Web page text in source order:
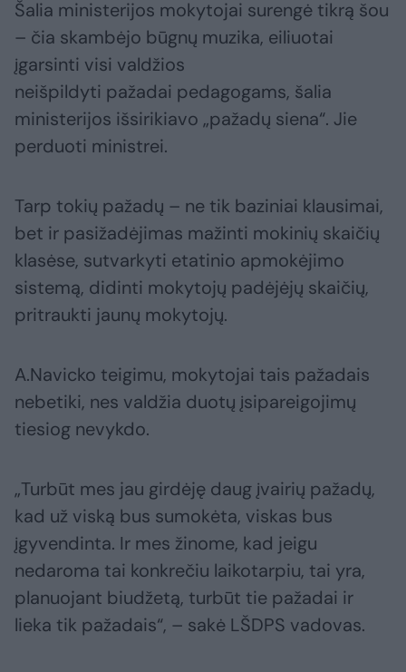
Šalia ministerijos mokytojai surengė tikrą šou
– čia skambėjo būgnų muzika, eiliuotai
įgarsinti visi valdžios
neišpildyti pažadai pedagogams, šalia
ministerijos išsirikiavo „pažadų siena“. Jie
perduoti ministrei.
Tarp tokių pažadų – ne tik baziniai klausimai,
bet ir pasižadėjimas mažinti mokinių skaičių
klasėse, sutvarkyti etatinio apmokėjimo
sistemą, didinti mokytojų padėjėjų skaičių,
pritraukti jaunų mokytojų.
A.Navicko teigimu, mokytojai tais pažadais
nebetiki, nes valdžia duotų įsipareigojimų
tiesiog nevykdo.
„Turbūt mes jau girdėję daug įvairių pažadų,
kad už viską bus sumokėta, viskas bus
įgyvendinta. Ir mes žinome, kad jeigu
nedaroma tai konkrečiu laikotarpiu, tai yra,
planuojant biudžetą, turbūt tie pažadai ir
lieka tik pažadais“, – sakė LŠDPS vadovas.